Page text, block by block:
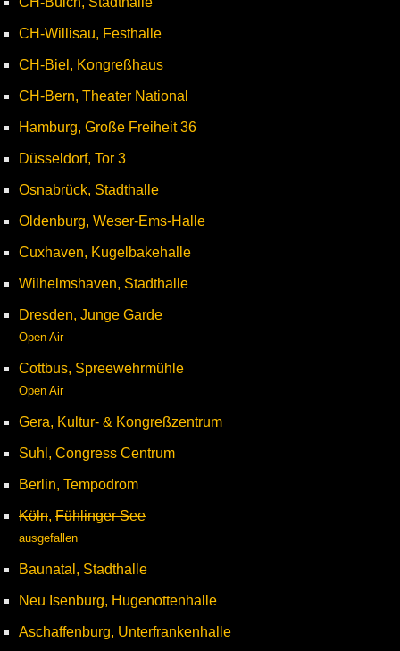
CH-Willisau, Festhalle
CH-Biel, Kongreßhaus
CH-Bern, Theater National
Hamburg, Große Freiheit 36
Düsseldorf, Tor 3
Osnabrück, Stadthalle
Oldenburg, Weser-Ems-Halle
Cuxhaven, Kugelbakehalle
Wilhelmshaven, Stadthalle
Dresden, Junge Garde
Open Air
Cottbus, Spreewehrmühle
Open Air
Gera, Kultur- & Kongreßzentrum
Suhl, Congress Centrum
Berlin, Tempodrom
Köln, Fühlinger See
ausgefallen
Baunatal, Stadthalle
Neu Isenburg, Hugenottenhalle
Aschaffenburg, Unterfrankenhalle